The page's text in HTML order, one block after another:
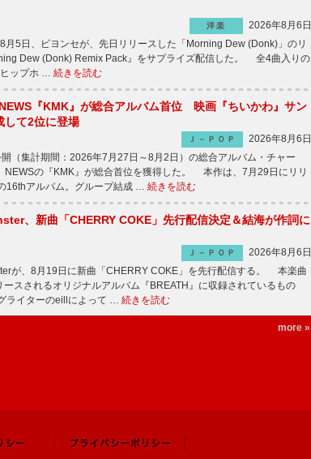
洋楽
2026年8月6日
5日、ビヨンセが、先日リリースした「Morning Dew (Donk)」のリ
Dew (Donk) Remix Pack』をサプライズ配信した。 全4曲入りの
ップホ … 続きを読む
NEWS『KMK』が総合アルバム首位 映画『ちいかわ』サン
して2位に登場
Ｊ－ＰＯＰ
2026年8月6日
（集計期間：2026年7月27日～8月2日）の総合アルバム・チャー
NEWSの『KMK』が総合首位を獲得した。 本作は、7月29日にリリ
16thアルバム。グループ結成 … 続きを読む
、新曲「CHERRY COKE」先行配信決定＆結海が作詞に
Ｊ－ＰＯＰ
2026年8月6日
が、8月19日に新曲「CHERRY COKE」を先行配信する。 本楽曲
スされるオリジナルアルバム『BREATH』に収録されているもの
ライターのeillによって … 続きを読む
more »